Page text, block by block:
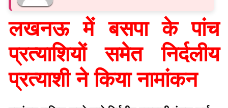
लखनऊ में बसपा के पांच
प्रत्याशियों समेत निर्दलीय
प्रत्याशी ने किया नामांकन